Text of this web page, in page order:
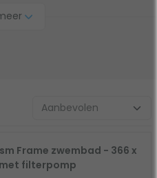
in jouw bad! Vergeet
Frame zwembad - 366 x
filterpomp